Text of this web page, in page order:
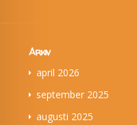
Arkiv
april 2026
september 2025
augusti 2025